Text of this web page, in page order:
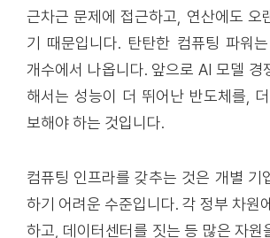
근차근 문제에 접근하고, 연산에도 오
기 때문입니다. 탄탄한 컴퓨팅 파워
개수에서 나옵니다. 앞으로 AI 모델 경
해서는 성능이 더 뛰어난 반도체를,
보해야 하는 것입니다.
컴퓨팅 인프라를 갖추는 것은 개별 기
하기 어려운 수준입니다. 각 정부 차원
하고, 데이터센터를 짓는 등 많은 자원